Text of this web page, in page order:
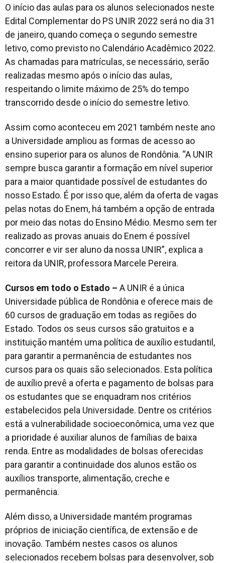
O início das aulas para os alunos selecionados neste
Edital Complementar do PS UNIR 2022 será no dia 31
de janeiro, quando começa o segundo semestre
letivo, como previsto no Calendário Acadêmico 2022.
As chamadas para matrículas, se necessário, serão
realizadas mesmo após o início das aulas,
respeitando o limite máximo de 25% do tempo
transcorrido desde o início do semestre letivo.
Assim como aconteceu em 2021 também neste ano
a Universidade ampliou as formas de acesso ao
ensino superior para os alunos de Rondônia. “A UNIR
sempre busca garantir a formação em nível superior
para a maior quantidade possível de estudantes do
nosso Estado. É por isso que, além da oferta de vagas
pelas notas do Enem, há também a opção de entrada
por meio das notas do Ensino Médio. Mesmo sem ter
realizado as provas anuais do Enem é possível
concorrer e vir ser aluno da nossa UNIR”, explica a
reitora da UNIR, professora Marcele Pereira.
Cursos em todo o Estado – A UNIR é a única
Universidade pública de Rondônia e oferece mais de
60 cursos de graduação em todas as regiões do
Estado. Todos os seus cursos são gratuitos e a
instituição mantém uma política de auxílio estudantil,
para garantir a permanência de estudantes nos
cursos para os quais são selecionados. Esta política
de auxílio prevê a oferta e pagamento de bolsas para
os estudantes que se enquadram nos critérios
estabelecidos pela Universidade. Dentre os critérios
está a vulnerabilidade socioeconômica, uma vez que
a prioridade é auxiliar alunos de famílias de baixa
renda. Entre as modalidades de bolsas oferecidas
para garantir a continuidade dos alunos estão os
auxílios transporte, alimentação, creche e
permanência.
Além disso, a Universidade mantém programas
próprios de iniciação científica, de extensão e de
inovação. Também nestes casos os alunos
selecionados recebem bolsas para desenvolver, sob